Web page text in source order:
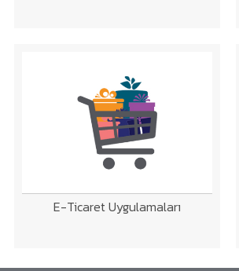
E-Ticaret Uygulamaları